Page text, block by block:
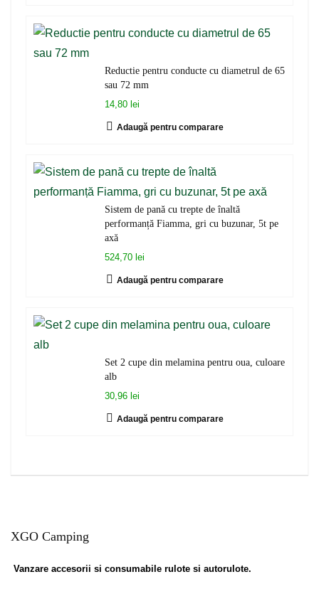
Reductie pentru conducte cu diametrul de 65
sau 72 mm
14,80 lei
Adaugă pentru comparare
Sistem de pană cu trepte de înaltă
performanță Fiamma, gri cu buzunar, 5t pe
axă
524,70 lei
Adaugă pentru comparare
Set 2 cupe din melamina pentru oua, culoare
alb
30,96 lei
Adaugă pentru comparare
XGO Camping
Vanzare accesorii si consumabile rulote si autorulote.